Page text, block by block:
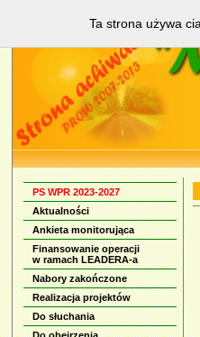
PS WPR 2023-2027
Aktualności
Ankieta monitorująca
Finansowanie operacji
w ramach LEADERA-a
Nabory zakończone
Realizacja projektów
Do słuchania
Ta strona używa